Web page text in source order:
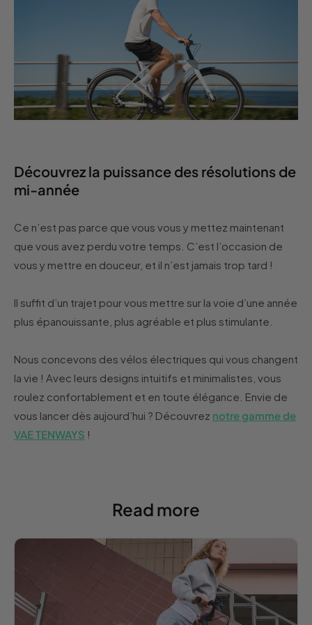
Découvrez la puissance des résolutions de
mi-année
Ce n’est pas parce que vous vous y mettez maintenant
que vous avez perdu votre temps. C’est l’occasion de
vous y mettre en douceur, et il n’est jamais trop tard !
Il suffit d’un trajet pour vous mettre sur la voie d’une année
plus épanouissante, plus agréable et plus stimulante.
Nous concevons des vélos électriques qui vous changent
la vie ! Avec leurs designs intuitifs et minimalistes, vous
roulez confortablement et en toute élégance. Envie de
vous lancer dès aujourd’hui ? Découvrez notre gamme de
VAE TENWAYS !
Read more